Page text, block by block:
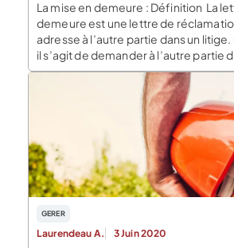
La mise en demeure : Définition La
demeure est une lettre de
adresse à l’autre partie dans un
il s’agit de demander à l’autre partie
obligations dans un délai déterminé.
d’inexécution de ses obligations,
GERER
Laurendeau A. 3 Juin 2020